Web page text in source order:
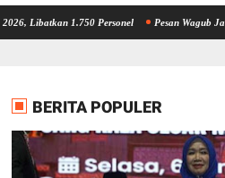
1.750 Personel Pesan Wagub Jambi ke
BERITA POPULER